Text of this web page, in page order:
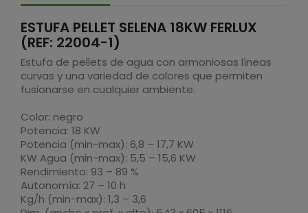
ESTUFA PELLET SELENA 18KW FERLUX
(REF: 22004-1)
Estufa de pellets de agua con armoniosas líneas
curvas y una variedad de colores que permiten
fusionarse en cualquier ambiente.
Color: negro
Potencia: 18 KW
Potencia (min-max): 6,8 – 17,7 KW
KW Agua (min-max): 5,5 – 15,6 KW
Rendimiento: 93 – 89 %
Autonomía: 27 – 10 h
Kg/h (min-max): 1,3 – 3,6